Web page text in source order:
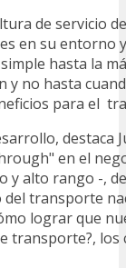
de servicio
en su entorno
hasta la
y no hasta
para el
destaca
en el
y alto rango -,
transporte
lograr que
transporte?,